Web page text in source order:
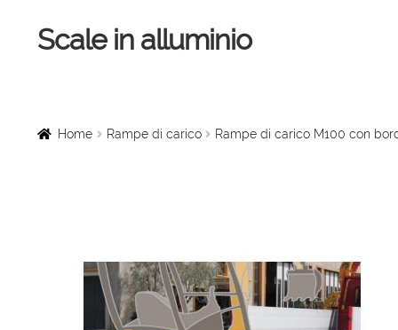
Vai
alla
Vai
al
Scale in alluminio
Scale a chiocciola
Scale in legno
Rampe di carico
Home Rampe di carico Rampe di carico M100 con